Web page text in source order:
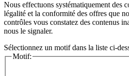
Nous effectuons systématiquement des
légalité et la conformité des offres que
contrôles vous constatez des contenus
nous le signaler.
Sélectionnez un motif dans la liste ci-
Motif: